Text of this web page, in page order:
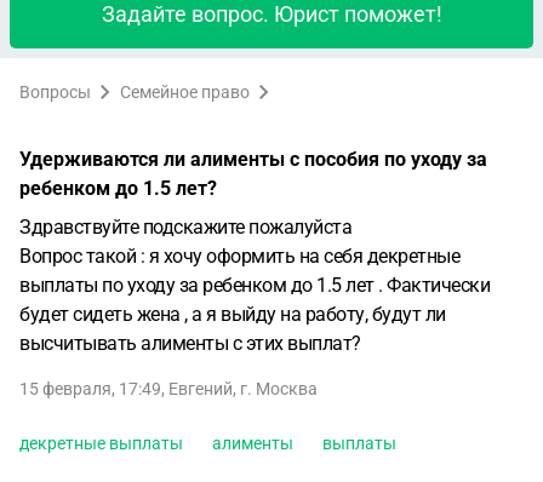
Задайте вопрос. Юрист поможет!
Вопросы Семейное право
Удерживаются ли алименты с пособия по уходу за
ребенком до 1.5 лет?
Здравствуйте подскажите пожалуйста
Вопрос такой : я хочу оформить на себя декретные
выплаты по уходу за ребенком до 1.5 лет . Фактически
будет сидеть жена , а я выйду на работу, будут ли
высчитывать алименты с этих выплат?
15 февраля, 17:49, Евгений, г. Москва
декретные выплаты алименты выплаты